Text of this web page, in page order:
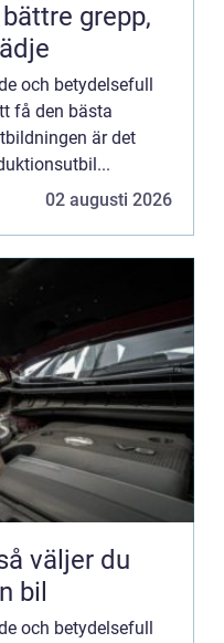
och betydelsefull
få den bästa
är det
02 augusti 2026
bil
och betydelsefull